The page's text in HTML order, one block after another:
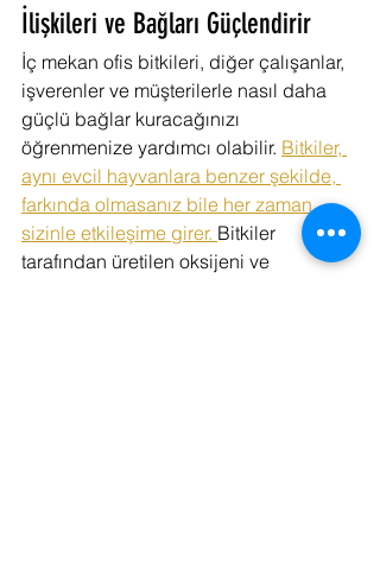
İlişkileri ve Bağları Güçlendirir
İç mekan ofis bitkileri, diğer çalışanlar,
işverenler ve müşterilerle nasıl daha
güçlü bağlar kuracağınızı
öğrenmenize yardımcı olabilir. Bitkiler,
aynı evcil hayvanlara benzer şekilde,
farkında olmasanız bile her zaman
sizinle etkileşime girer. Bitkiler
tarafından üretilen oksijeni ve